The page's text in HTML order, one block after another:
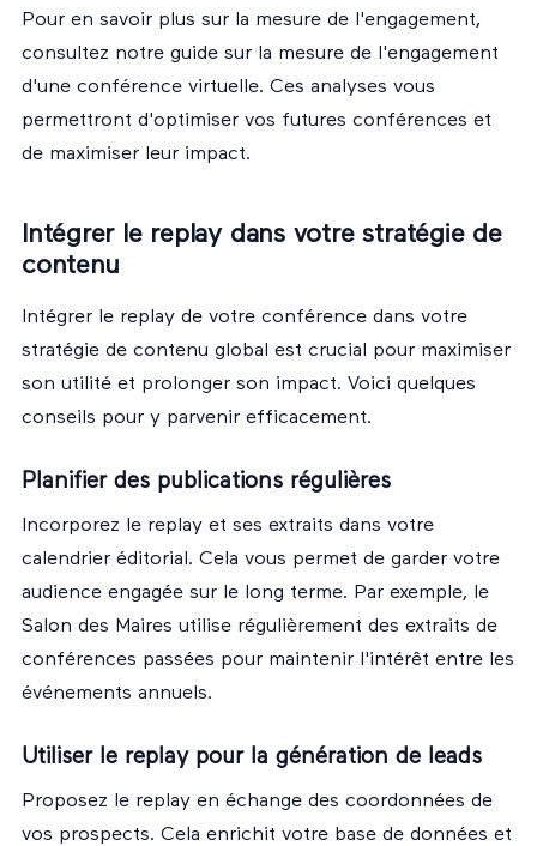
Pour en savoir plus sur la mesure de l'engagement,
consultez notre guide sur la mesure de l'engagement
d'une conférence virtuelle. Ces analyses vous
permettront d'optimiser vos futures conférences et
de maximiser leur impact.
Intégrer le replay dans votre stratégie de
contenu
Intégrer le replay de votre conférence dans votre
stratégie de contenu global est crucial pour maximiser
son utilité et prolonger son impact. Voici quelques
conseils pour y parvenir efficacement.
Planifier des publications régulières
Incorporez le replay et ses extraits dans votre
calendrier éditorial. Cela vous permet de garder votre
audience engagée sur le long terme. Par exemple, le
Salon des Maires utilise régulièrement des extraits de
conférences passées pour maintenir l'intérêt entre les
événements annuels.
Utiliser le replay pour la génération de leads
Proposez le replay en échange des coordonnées de
vos prospects. Cela enrichit votre base de données et